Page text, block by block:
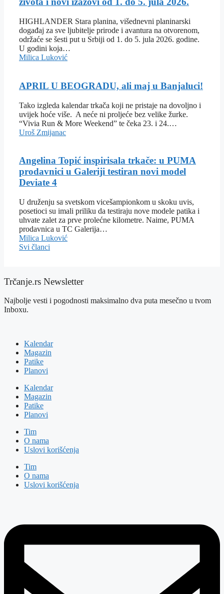
HIGHLANDER Stara planina, višednevni planinarski
događaj za sve ljubitelje prirode i avantura na otvorenom,
održaće se šesti put u Srbiji od 1. do 5. jula 2026. godine.
U godini koja…
Milica Luković
APRIL U BEOGRADU, ali maj u Banjaluci!
Tako izgleda kalendar trkača koji ne pristaje na dovoljno i
uvijek hoće više. A neće ni proljeće bez velike žurke.
“Vivia Run & More Weekend” te čeka 23. i 24.…
Uroš Zmijanac
Angelina Topić inspirisala trkače: u PUMA
prodavnici u Galeriji testiran novi model
Deviate 4
U druženju sa svetskom vicešampionkom u skoku uvis,
posetioci su imali priliku da testiraju nove modele patika i
uhvate zalet za prve prolećne kilometre. Naime, PUMA
prodavnica u TC Galerija…
Milica Luković
Svi članci
Trčanje.rs Newsletter
Najbolje vesti i pogodnosti maksimalno dva puta mesečno u tvom
Inboxu.
Kalendar
Magazin
Patike
Planovi
Kalendar
Magazin
Patike
Planovi
Tim
O nama
Uslovi korišćenja
Tim
O nama
Uslovi korišćenja